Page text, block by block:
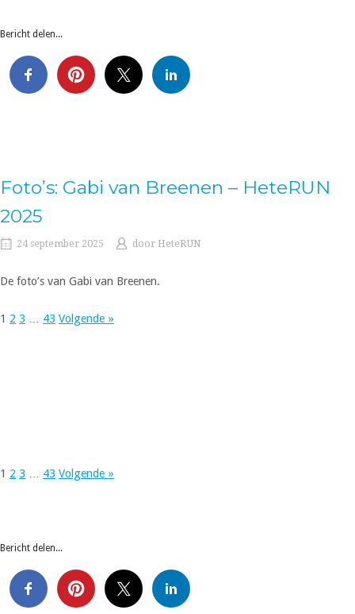
Bericht delen...
Foto’s: Gabi van Breenen – HeteRUN
2025
24 september 2025 door HeteRUN
De foto’s van Gabi van Breenen.
1 2 3 43 Volgende »
1 2 3 43 Volgende »
Bericht delen...